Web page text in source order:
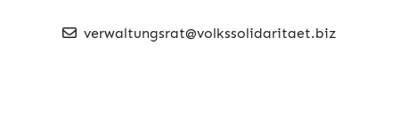
verwaltungsrat@volkssolidaritaet.biz